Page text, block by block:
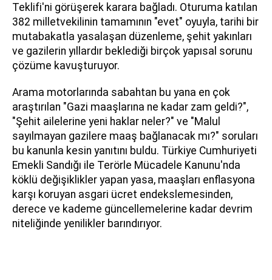
Teklifi'ni görüşerek karara bağladı. Oturuma katılan
382 milletvekilinin tamamının "evet" oyuyla, tarihi bir
mutabakatla yasalaşan düzenleme, şehit yakınları
ve gazilerin yıllardır beklediği birçok yapısal sorunu
çözüme kavuşturuyor.
Arama motorlarında sabahtan bu yana en çok
araştırılan "Gazi maaşlarına ne kadar zam geldi?",
"Şehit ailelerine yeni haklar neler?" ve "Malul
sayılmayan gazilere maaş bağlanacak mı?" soruları
bu kanunla kesin yanıtını buldu. Türkiye Cumhuriyeti
Emekli Sandığı ile Terörle Mücadele Kanunu'nda
köklü değişiklikler yapan yasa, maaşları enflasyona
karşı koruyan asgari ücret endekslemesinden,
derece ve kademe güncellemelerine kadar devrim
niteliğinde yenilikler barındırıyor.